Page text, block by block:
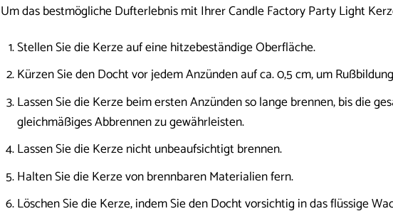
Um das bestmögliche Dufterlebnis mit Ihrer Candle Factory Party Light
Stellen Sie die Kerze auf eine hitzebeständige Oberfläche.
Kürzen Sie den Docht vor jedem Anzünden auf ca. 0,5 cm, um
Lassen Sie die Kerze beim ersten Anzünden so lange brennen, bis die
gleichmäßiges Abbrennen zu gewährleisten.
Lassen Sie die Kerze nicht unbeaufsichtigt brennen.
Halten Sie die Kerze von brennbaren Materialien fern.
Löschen Sie die Kerze, indem Sie den Docht vorsichtig in das flüssige